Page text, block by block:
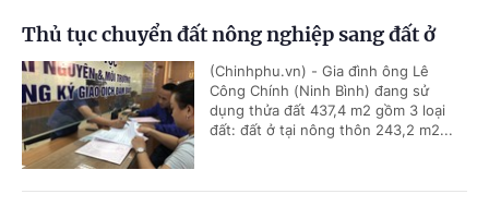
Thủ tục chuyển đất nông nghiệp sang đất ở
(Chinhphu.vn) - Gia đình ông Lê
Công Chính (Ninh Bình) đang sử
dụng thửa đất 437,4 m2 gồm 3 loại
đất: đất ở tại nông thôn 243,2 m2...